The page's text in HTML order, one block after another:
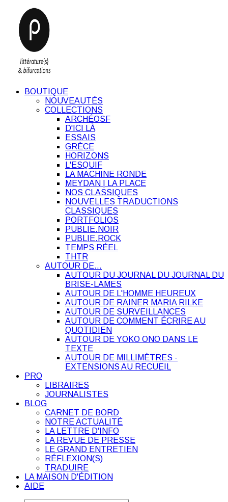
BOUTIQUE
NOUVEAUTÉS
COLLECTIONS
ARCHÉOSF
D'ICI LÀ
ESSAIS
GRÈCE
HORIZONS
L'ESQUIF
LA MACHINE RONDE
MEYDAN | LA PLACE
NOS CLASSIQUES
NOUVELLES TRADUCTIONS
CLASSIQUES
PORTFOLIOS
PUBLIE.NOIR
PUBLIE.ROCK
TEMPS RÉEL
THTR
AUTOUR DE…
AUTOUR DU JOURNAL DU JOURNAL DU
BRISE-LAMES
AUTOUR DE L'HOMME HEUREUX
AUTOUR DE RAINER MARIA RILKE
AUTOUR DE SURVEILLANCES
AUTOUR DE COMMENT ÉCRIRE AU
QUOTIDIEN
AUTOUR DE YOKO ONO DANS LE
TEXTE
AUTOUR DE MILLIMÈTRES -
EXTENSIONS AU RECUEIL
PRO
LIBRAIRES
JOURNALISTES
BLOG
CARNET DE BORD
NOTRE ACTUALITÉ
LA LETTRE D'INFO
LA REVUE DE PRESSE
LE GRAND ENTRETIEN
RÉFLEXION(S)
TRADUIRE
LA MAISON D'ÉDITION
AIDE